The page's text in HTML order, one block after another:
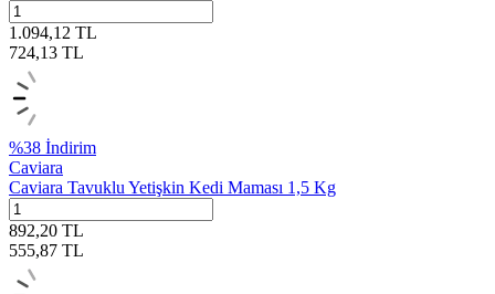
1.094,12 TL
724,13 TL
%38 İndirim
Caviara
Caviara Tavuklu Yetişkin Kedi Maması 1,5 Kg
892,20 TL
555,87 TL